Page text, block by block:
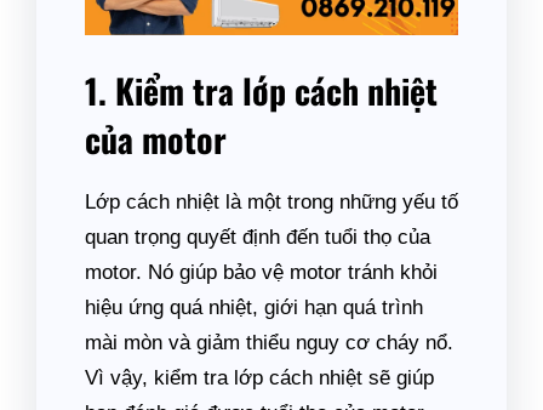
1. Kiểm tra lớp cách nhiệt
của motor
Lớp cách nhiệt là một trong những yếu tố
quan trọng quyết định đến tuổi thọ của
motor. Nó giúp bảo vệ motor tránh khỏi
hiệu ứng quá nhiệt, giới hạn quá trình
mài mòn và giảm thiểu nguy cơ cháy nổ.
Vì vậy, kiểm tra lớp cách nhiệt sẽ giúp